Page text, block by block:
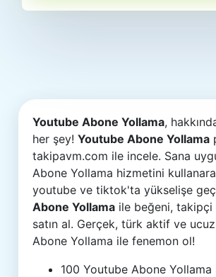
Youtube Abone Yollama,
her şey!Youtube Abone Yollama
takipavm.com ile incele. Sana
Abone Yollama hizmetini
youtube ve tiktok'ta yükselişe
Abone Yollama ile beğeni, takipçi
satın al. Gerçek, türk aktif ve
Abone Yollama ile fenemon ol!
100 Youtube Abone Yollama